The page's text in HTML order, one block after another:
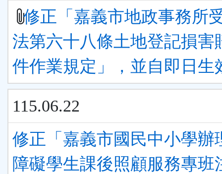
修正「嘉義市地政事務所
法第六十八條土地登記損害
件作業規定」，並自即日生
115.06.22
修正「嘉義市國民中小學辦
障礙學生課後照顧服務專班